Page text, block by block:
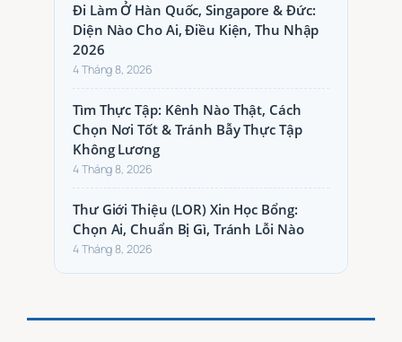
Đi Làm Ở Hàn Quốc, Singapore & Đức:
Diện Nào Cho Ai, Điều Kiện, Thu Nhập
2026
4 Tháng 8, 2026
Tìm Thực Tập: Kênh Nào Thật, Cách
Chọn Nơi Tốt & Tránh Bẫy Thực Tập
Không Lương
4 Tháng 8, 2026
Thư Giới Thiệu (LOR) Xin Học Bổng:
Chọn Ai, Chuẩn Bị Gì, Tránh Lỗi Nào
4 Tháng 8, 2026